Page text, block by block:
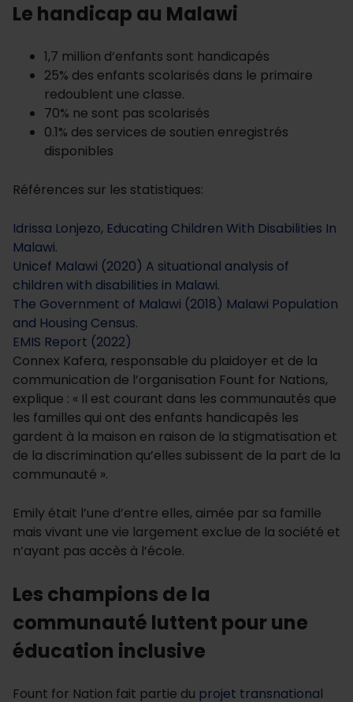
Le handicap au Malawi
1,7 million d’enfants sont handicapés
25% des enfants scolarisés dans le primaire
redoublent une classe.
70% ne sont pas scolarisés
0.1% des services de soutien enregistrés
disponibles
Références sur les statistiques:
Idrissa Lonjezo, Educating Children With Disabilities In
Malawi.
Unicef Malawi (2020) A situational analysis of
children with disabilities in Malawi.
The Government of Malawi (2018) Malawi Population
and Housing Census.
EMIS Report (2022)
Connex Kafera, responsable du plaidoyer et de la
communication de l’organisation Fount for Nations,
explique : « Il est courant dans les communautés que
les familles qui ont des enfants handicapés les
gardent à la maison en raison de la stigmatisation et
de la discrimination qu’elles subissent de la part de la
communauté ».
Emily était l’une d’entre elles, aimée par sa famille
mais vivant une vie largement exclue de la société et
n’ayant pas accès à l’école.
Les champions de la
communauté luttent pour une
éducation inclusive
Fount for Nation fait partie du projet transnational